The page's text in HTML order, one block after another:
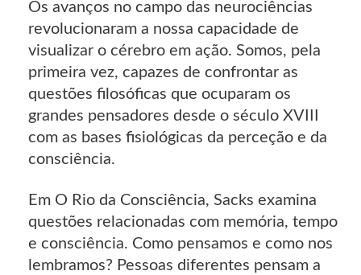
Os avanços no campo das neurociências
revolucionaram a nossa capacidade de
visualizar o cérebro em ação. Somos, pela
primeira vez, capazes de confrontar as
questões filosóficas que ocuparam os
grandes pensadores desde o século XVIII
com as bases fisiológicas da perceção e da
consciência.
Em O Rio da Consciência, Sacks examina
questões relacionadas com memória, tempo
e consciência. Como pensamos e como nos
lembramos? Pessoas diferentes pensam a